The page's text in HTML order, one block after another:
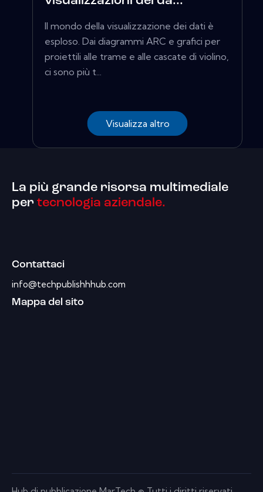
Il mondo della visualizzazione dei dati è
esploso. Dai diagrammi ARC e grafici per
proiettili alle trame e alle cascate di violino,
ci sono più t...
Visualizza altro
La più grande risorsa multimediale
per tecnologia aziendale.
Contattaci
info@techpublishhhub.com
Mappa del sito